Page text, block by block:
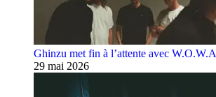
Ghinzu met fin à l’attente avec W.O.W.A
29 mai 2026